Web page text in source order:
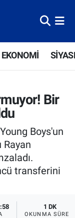
EKONOMİ
Bir
Boys'un
Rayan
transferini
1 DK
OKUNMA SÜRESI